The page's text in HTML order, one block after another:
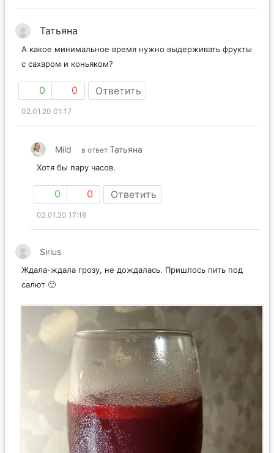
Татьяна
А какое минимальное время нужно выдерживать фрукты
с сахаром и коньяком?
0 0 Ответить
02.01.20 01:17
Mild в ответ Татьяна
Хотя бы пару часов.
0 0 Ответить
02.01.20 17:18
Sirius
Ждала-ждала грозу, не дождалась. Пришлось пить под
салют 🙂